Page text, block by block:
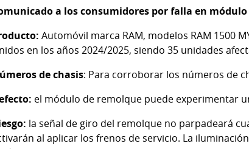
a los consumidores por falla en
Automóvil marca RAM, modelos RAM 1500
en los años 2024/2025, siendo 35 unidades
de chasis: Para corroborar los números de
el módulo de remolque puede experimentar
la señal de giro del remolque no parpadeará
al aplicar los frenos de servicio. La